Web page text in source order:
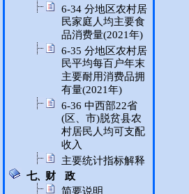
6-34 分地区农村居
民家庭人均主要食
品消费量(2021年)
6-35 分地区农村居
民平均每百户年末
主要耐用消费品拥
有量(2021年)
6-36 中西部22省
(区、市)脱贫县农
村居民人均可支配
收入
主要统计指标解释
七、财 政
简要说明